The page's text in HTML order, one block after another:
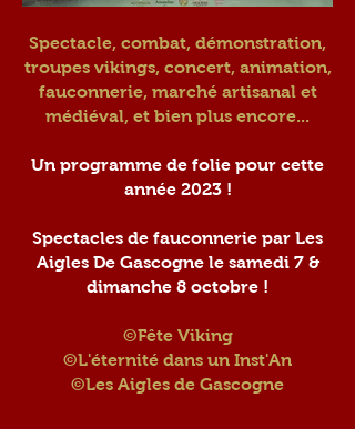
Spectacle, combat, démonstration,
troupes vikings, concert, animation,
fauconnerie, marché artisanal et
médiéval, et bien plus encore...
Un programme de folie pour cette
année 2023 !
Spectacles de fauconnerie par Les
Aigles De Gascogne le samedi 7 &
dimanche 8 octobre !
©Fête Viking
©L'éternité dans un Inst'An
©Les Aigles de Gascogne